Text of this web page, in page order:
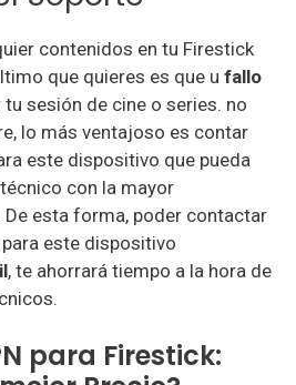
contenidos en tu Firestick
que quieres es que u fallo
tu sesión de cine o series. no
lo más ventajoso es contar
este dispositivo que pueda
con la mayor
esta forma, poder contactar
este dispositivo
, te ahorrará tiempo a la hora de
para Firestick: